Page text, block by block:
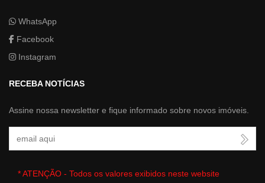
WhatsApp
Facebook
Instagram
RECEBA NOTÍCIAS
Assine nossa newsletter e fique informado sobre novos imóveis.
* ATENÇÃO - Todos os valores exibidos neste website